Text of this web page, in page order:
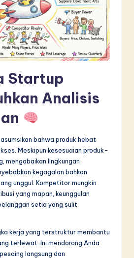
Startup
Analisis
bahwa produk hebat
Meskipun kesesuaian produk-
mengabaikan lingkungan
kegagalan bahkan
unggul. Kompetitor mungkin
yang mapan, keunggulan
setia yang sulit
kerja yang terstruktur membantu
terlewat. Ini mendorong Anda
langsung dan